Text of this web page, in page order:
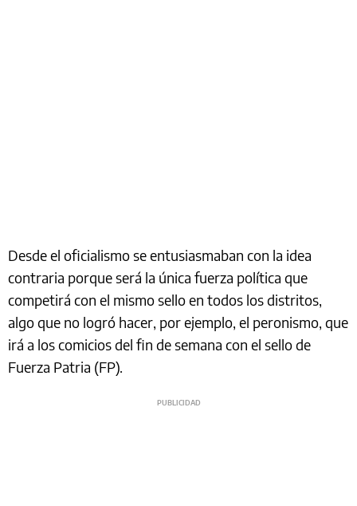
Desde el oficialismo se entusiasmaban con la idea
contraria porque será la única fuerza política que
competirá con el mismo sello en todos los distritos,
algo que no logró hacer, por ejemplo, el peronismo, que
irá a los comicios del fin de semana con el sello de
Fuerza Patria (FP).